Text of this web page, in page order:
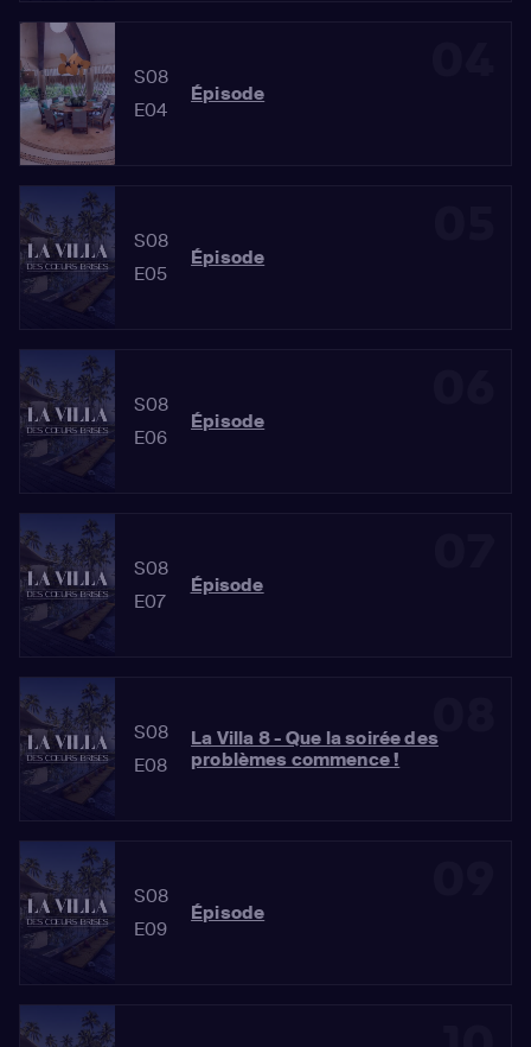
S08
E04
Épisode
S08
E05
Épisode
S08
E06
Épisode
S08
E07
Épisode
S08
E08
La Villa 8 - Que la soirée des
problèmes commence !
S08
E09
Épisode